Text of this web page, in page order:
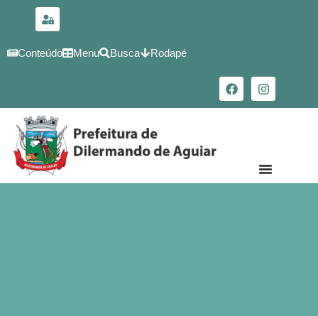
conteúdo
Conteúdo Menu Busca Rodapé